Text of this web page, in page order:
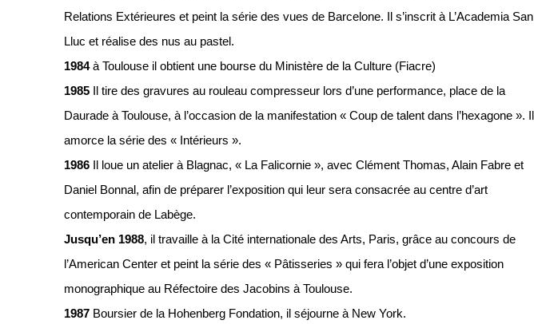
Relations Extérieures et peint la série des vues de Barcelone. Il s’inscrit à L’Academia San
Lluc et réalise des nus au pastel.
1984à Toulouse il obtient une bourse du Ministère de la Culture (Fiacre)
1985 Il tire des gravures au rouleau compresseur lors d’une performance, place de la
Daurade à Toulouse, à l’occasion de la manifestation « Coup de talent dans l’hexagone ». Il
amorce la série des « Intérieurs ».
1986 Il loue un atelier à Blagnac, « La Falicornie », avec Clément Thomas, Alain Fabre et
Daniel Bonnal, afin de préparer l’exposition qui leur sera consacrée au centre d’art
contemporain de Labège.
Jusqu’en 1988, il travaille à la Cité internationale des Arts, Paris, grâce au concours de
l’American Center et peint la série des « Pâtisseries » qui fera l’objet d’une exposition
monographique au Réfectoire des Jacobins à Toulouse.
1987 Boursier de la Hohenberg Fondation, il séjourne à New York.